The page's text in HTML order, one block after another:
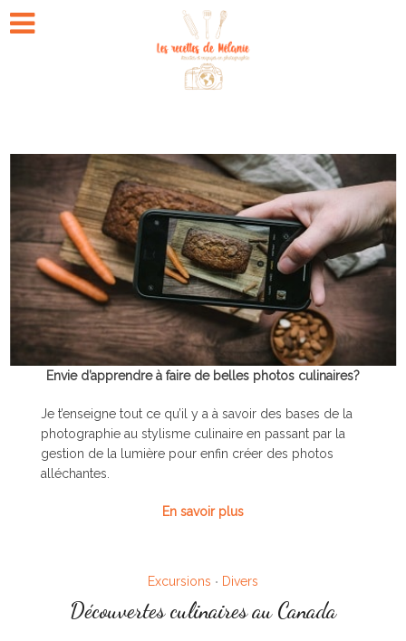
Envie d’apprendre à faire de belles photos culinaires?
Je t’enseigne tout ce qu’il y a à savoir des bases de la
photographie au stylisme culinaire en passant par la
gestion de la lumière pour enfin créer des photos
alléchantes.
En savoir plus
Excursions • Divers
Découvertes culinaires au Canada